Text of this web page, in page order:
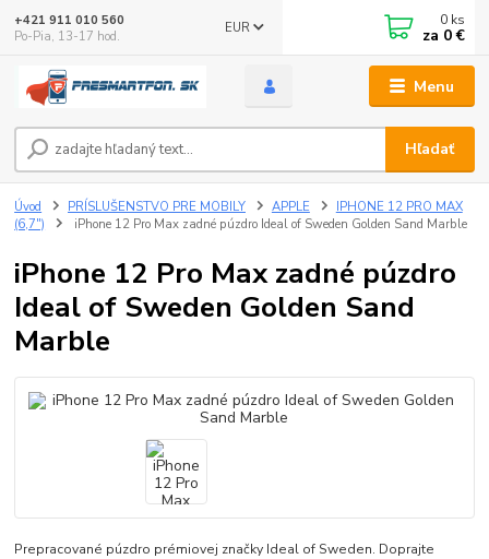
Menu
EUR
Hľadať
+421 911 010 560
Po-Pia, 13-17 hod.
0 ks
za 0 €
Úvod PRÍSLUŠENSTVO PRE MOBILY APPLE
IPHONE 12 PRO MAX
(6,7")
iPhone 12 Pro Max zadné púzdro Ideal of Sweden Golden Sand Marble
iPhone 12 Pro Max zadné púzdro
Ideal of Sweden Golden Sand
Marble
Prepracované púzdro prémiovej značky Ideal of Sweden. Doprajte